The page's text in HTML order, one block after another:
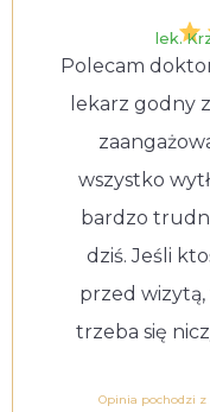
lek.
Polecam
lekarz godny
wszystko
bardzo
dziś. Jeśli
przed
trzeba się
Opinia pochodzi